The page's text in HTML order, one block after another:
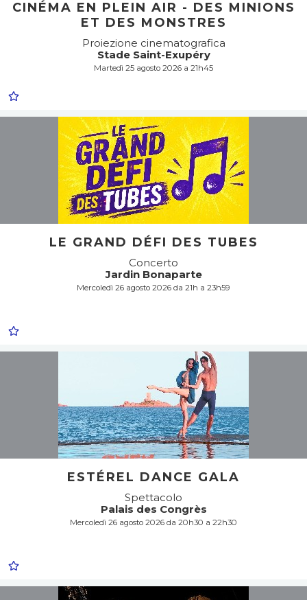
CINÉMA EN PLEIN AIR - DES MINIONS
ET DES MONSTRES
Proiezione cinematografica
Stade Saint-Exupéry
Martedì 25 agosto 2026 a 21h45
LE GRAND DÉFI DES TUBES
Concerto
Jardin Bonaparte
Mercoledì 26 agosto 2026 da 21h a 23h59
ESTÉREL DANCE GALA
Spettacolo
Palais des Congrès
Mercoledì 26 agosto 2026 da 20h30 a 22h30